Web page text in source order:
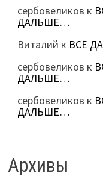
сербовеликов к
ДАЛЬШЕ…
Виталий к ВСЁ
сербовеликов к
ДАЛЬШЕ…
сербовеликов к
ДАЛЬШЕ…
Архивы